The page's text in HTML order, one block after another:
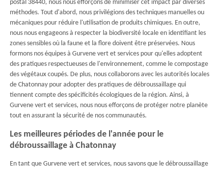
postal 38440, nous nous efforçons de minimiser cet impact par diverses
méthodes. Tout d'abord, nous privilégions des techniques manuelles ou
mécaniques pour réduire l'utilisation de produits chimiques. En outre,
nous nous engageons à respecter la biodiversité locale en identifiant les
zones sensibles où la faune et la flore doivent être préservées. Nous
formons nos équipes à Gurvene vert et services pour qu'elles adoptent
des pratiques respectueuses de l'environnement, comme le compostage
des végétaux coupés. De plus, nous collaborons avec les autorités locales
de Chatonnay pour adopter des pratiques de débroussaillage qui
tiennent compte des spécificités écologiques de la région. Ainsi, à
Gurvene vert et services, nous nous efforçons de protéger notre planète
tout en assurant la sécurité de nos communautés.
Les meilleures périodes de l'année pour le
débroussaillage à Chatonnay
En tant que Gurvene vert et services, nous savons que le débroussaillage